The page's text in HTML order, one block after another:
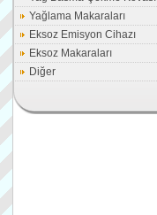
Yağlama Makaraları
Eksoz Emisyon Cihazı
Eksoz Makaraları
Diğer